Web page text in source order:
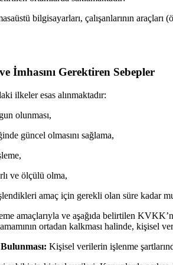
bilgisayarları, çalışanlarının
İmhasını Gerektiren Sebepler
ilkeler esas alınmaktadır:
olunması,
güncel olmasını sağlama,
ve ölçülü olma,
amaç için gerekli olan süre kadar
amaçlarıyla ve aşağıda belirtilen
ortadan kalkması halinde, kişisel
Kişisel verilerin işlenme